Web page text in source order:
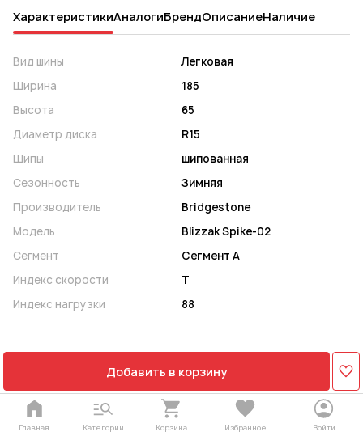
ХарактеристикиАналогиБрендОписаниеНаличие
Вид шины
Легковая
Ширина
185
Высота
65
Диаметр диска
R15
Шипы
шипованная
Сезонность
Зимняя
Производитель
Bridgestone
Модель
Blizzak Spike-02
Сегмент
Сегмент A
Индекс скорости
T
Индекс нагрузки
88
Добавить в корзину
Главная Категории Корзина Избранное Войти